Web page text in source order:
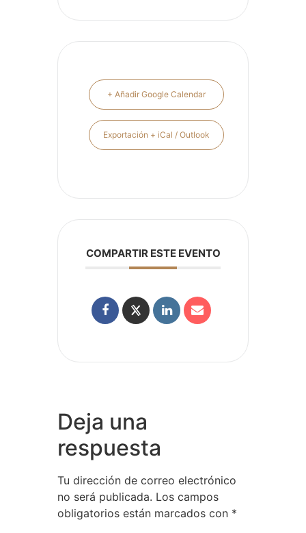
+ Añadir Google Calendar
Exportación + iCal / Outlook
COMPARTIR ESTE EVENTO
Deja una
respuesta
Tu dirección de correo electrónico
no será publicada. Los campos
obligatorios están marcados con *